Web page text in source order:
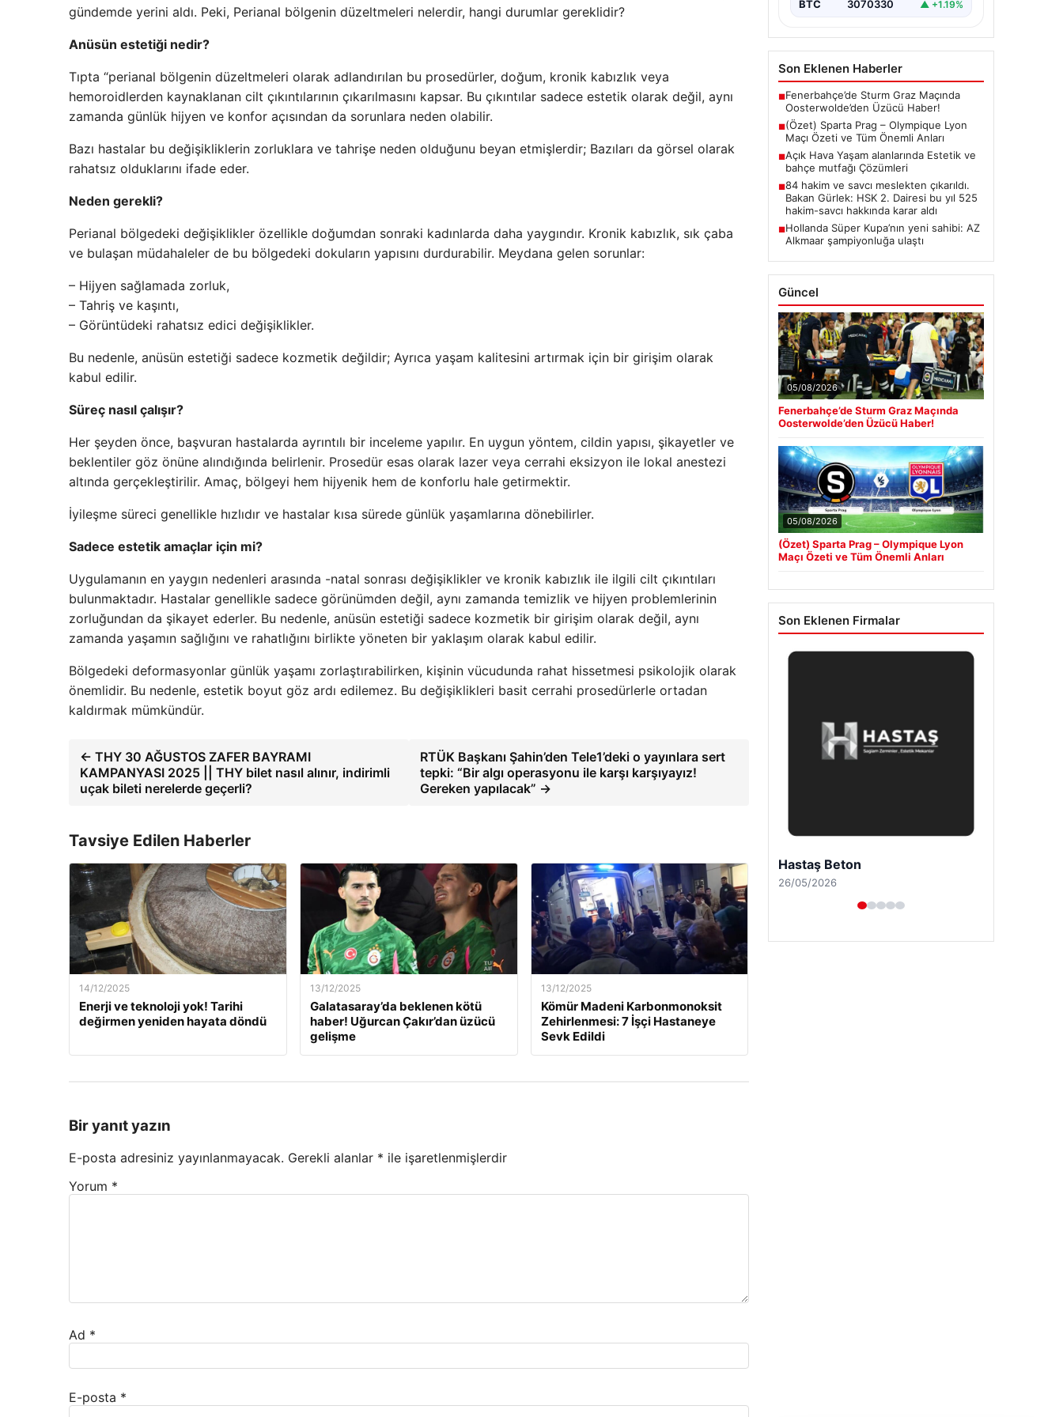
gündemde yerini aldı. Peki, Perianal bölgenin düzeltmeleri nelerdir, hangi durumlar gereklidir?
Anüsün estetiği nedir?
Tıpta “perianal bölgenin düzeltmeleri olarak adlandırılan bu prosedürler, doğum, kronik kabızlık veya
hemoroidlerden kaynaklanan cilt çıkıntılarının çıkarılmasını kapsar. Bu çıkıntılar sadece estetik olarak değil, aynı
zamanda günlük hijyen ve konfor açısından da sorunlara neden olabilir.
Bazı hastalar bu değişikliklerin zorluklara ve tahrişe neden olduğunu beyan etmişlerdir; Bazıları da görsel olarak
rahatsız olduklarını ifade eder.
Neden gerekli?
Perianal bölgedeki değişiklikler özellikle doğumdan sonraki kadınlarda daha yaygındır. Kronik kabızlık, sık çaba
ve bulaşan müdahaleler de bu bölgedeki dokuların yapısını durdurabilir. Meydana gelen sorunlar:
– Hijyen sağlamada zorluk,
– Tahriş ve kaşıntı,
– Görüntüdeki rahatsız edici değişiklikler.
Bu nedenle, anüsün estetiği sadece kozmetik değildir; Ayrıca yaşam kalitesini artırmak için bir girişim olarak
kabul edilir.
Süreç nasıl çalışır?
Her şeyden önce, başvuran hastalarda ayrıntılı bir inceleme yapılır. En uygun yöntem, cildin yapısı, şikayetler ve
beklentiler göz önüne alındığında belirlenir. Prosedür esas olarak lazer veya cerrahi eksizyon ile lokal anestezi
altında gerçekleştirilir. Amaç, bölgeyi hem hijyenik hem de konforlu hale getirmektir.
İyileşme süreci genellikle hızlıdır ve hastalar kısa sürede günlük yaşamlarına dönebilirler.
Sadece estetik amaçlar için mi?
Uygulamanın en yaygın nedenleri arasında -natal sonrası değişiklikler ve kronik kabızlık ile ilgili cilt çıkıntıları
bulunmaktadır. Hastalar genellikle sadece görünümden değil, aynı zamanda temizlik ve hijyen problemlerinin
zorluğundan da şikayet ederler. Bu nedenle, anüsün estetiği sadece kozmetik bir girişim olarak değil, aynı
zamanda yaşamın sağlığını ve rahatlığını birlikte yöneten bir yaklaşım olarak kabul edilir.
Bölgedeki deformasyonlar günlük yaşamı zorlaştırabilirken, kişinin vücudunda rahat hissetmesi psikolojik olarak
önemlidir. Bu nedenle, estetik boyut göz ardı edilemez. Bu değişiklikleri basit cerrahi prosedürlerle ortadan
kaldırmak mümkündür.
← THY 30 AĞUSTOS ZAFER BAYRAMI
KAMPANYASI 2025 || THY bilet nasıl alınır, indirimli
uçak bileti nerelerde geçerli?
RTÜK Başkanı Şahin’den Tele1’deki o yayınlara sert
tepki: “Bir algı operasyonu ile karşı karşıyayız!
Gereken yapılacak” →
Tavsiye Edilen Haberler
14/12/2025
Enerji ve teknoloji yok! Tarihi
değirmen yeniden hayata döndü
13/12/2025
Galatasaray’da beklenen kötü
haber! Uğurcan Çakır’dan üzücü
gelişme
13/12/2025
Kömür Madeni Karbonmonoksit
Zehirlenmesi: 7 İşçi Hastaneye
Sevk Edildi
Bir yanıt yazın
E-posta adresiniz yayınlanmayacak. Gerekli alanlar * ile işaretlenmişlerdir
Yorum *
Ad *
E-posta *
BTC 3070330 ▲ +1.19%
Son Eklenen Haberler
■Fenerbahçe’de Sturm Graz Maçında
Oosterwolde’den Üzücü Haber!
■(Özet) Sparta Prag – Olympique Lyon
Maçı Özeti ve Tüm Önemli Anları
■Açık Hava Yaşam alanlarında Estetik ve
bahçe mutfağı Çözümleri
■84 hakim ve savcı meslekten çıkarıldı.
Bakan Gürlek: HSK 2. Dairesi bu yıl 525
hakim-savcı hakkında karar aldı
■Hollanda Süper Kupa’nın yeni sahibi: AZ
Alkmaar şampiyonluğa ulaştı
Güncel
05/08/2026
Fenerbahçe’de Sturm Graz Maçında
Oosterwolde’den Üzücü Haber!
05/08/2026
(Özet) Sparta Prag – Olympique Lyon
Maçı Özeti ve Tüm Önemli Anları
Son Eklenen Firmalar
Enes Kaplan Avukatlık Bürosu
28/04/2026